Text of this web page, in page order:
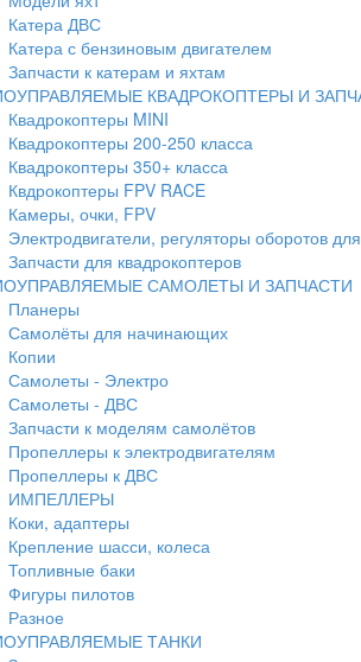
Катера ДВС
Катера с бензиновым двигателем
Запчасти к катерам и яхтам
КВАДРОКОПТЕРЫ И
Квадрокоптеры MINI
Квадрокоптеры 200-250 класса
Квадрокоптеры 350+ класса
Квдрокоптеры FPV RACE
Камеры, очки, FPV
Электродвигатели, регуляторы оборотов
Запчасти для квадрокоптеров
САМОЛЕТЫ И ЗАПЧАСТИ
Планеры
Самолёты для начинающих
Копии
Самолеты - Электро
Самолеты - ДВС
Запчасти к моделям самолётов
Пропеллеры к электродвигателям
Пропеллеры к ДВС
ИМПЕЛЛЕРЫ
Коки, адаптеры
Крепление шасси, колеса
Топливные баки
Фигуры пилотов
Разное
ТАНКИ